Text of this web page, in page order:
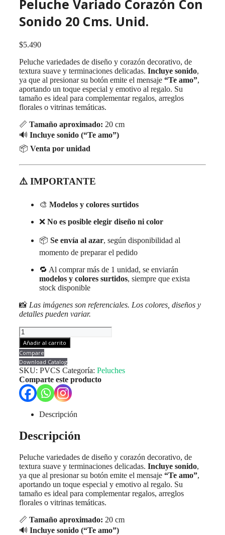
Peluche Variado Corazón Con
Sonido 20 Cms. Unid.
$5.490
Peluche variedades de diseño y corazón decorativo, de
textura suave y terminaciones delicadas. Incluye sonido,
ya que al presionar su botón emite el mensaje “Te amo”,
aportando un toque especial y emotivo al regalo. Su
tamaño es ideal para complementar regalos, arreglos
florales o vitrinas temáticas.
📏 Tamaño aproximado: 20 cm
🔊 Incluye sonido (“Te amo”)
📦 Venta por unidad
⚠️ IMPORTANTE
🎨 Modelos y colores surtidos
❌ No es posible elegir diseño ni color
📦 Se envía al azar, según disponibilidad al
momento de preparar el pedido
🔁 Al comprar más de 1 unidad, se enviarán
modelos y colores surtidos, siempre que exista
stock disponible
📸 Las imágenes son referenciales. Los colores, diseños y
detalles pueden variar.
Peluche
Variado
Corazón
Con
Sonido
20
Cms.
Unid.
cantidad
Añadir al carrito
Compare
Download Catalog
SKU: PVCS Categoría: Peluches
Comparte este producto
Descripción
Descripción
Peluche variedades de diseño y corazón decorativo, de
textura suave y terminaciones delicadas. Incluye sonido,
ya que al presionar su botón emite el mensaje “Te amo”,
aportando un toque especial y emotivo al regalo. Su
tamaño es ideal para complementar regalos, arreglos
florales o vitrinas temáticas.
📏 Tamaño aproximado: 20 cm
🔊 Incluye sonido (“Te amo”)